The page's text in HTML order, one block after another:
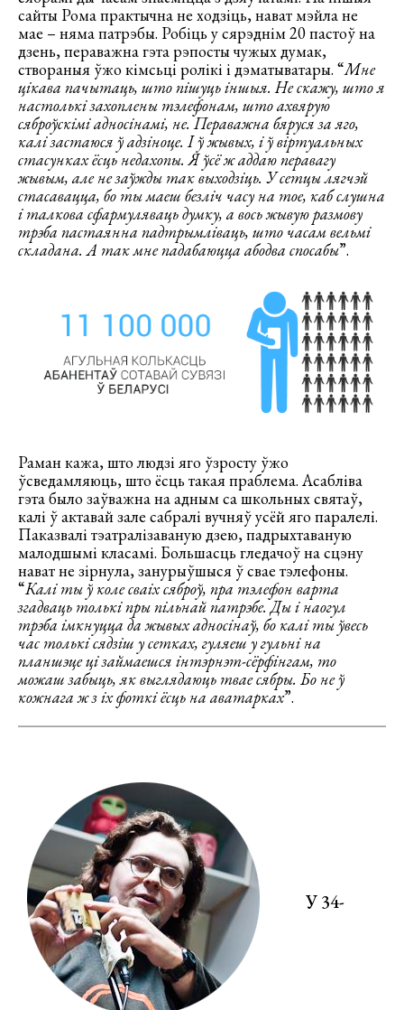
сайты Рома практычна не ходзіць, нават мэйла не
мае – няма патрэбы. Робіць у сярэднім 20 пастоў на
дзень, пераважна гэта рэпосты чужых думак,
створаныя ўжо кімсьці ролікі і дэматыватары. “Мне
цікава пачытаць, што пішуць іншыя. Не скажу, што я
настолькі захоплены тэлефонам, што ахвярую
сяброўскімі адносінамі, не. Пераважна бяруся за яго,
калі застаюся ў адзіноце. І ў жывых, і ў віртуальных
стасунках ёсць недахопы. Я ўсё ж аддаю перавагу
жывым, але не заўжды так выходзіць. У сетцы лягчэй
стасавацца, бо ты маеш безліч часу на тое, каб слушна
і талкова сфармуляваць думку, а вось жывую размову
трэба пастаянна падтрымліваць, што часам вельмі
складана. А так мне падабаюцца абодва спосабы”.
Раман кажа, што людзі яго ўзросту ўжо
ўсведамляюць, што ёсць такая праблема. Асабліва
гэта было заўважна на адным са школьных святаў,
калі ў актавай зале сабралі вучняў усёй яго паралелі.
Паказвалі тэатралізаваную дзею, падрыхтаваную
малодшымі класамі. Большасць гледачоў на сцэну
нават не зірнула, занурыўшыся ў свае тэлефоны.
“Калі ты ў коле сваіх сяброў, пра тэлефон варта
згадваць толькі пры пільнай патрэбе. Ды і наогул
трэба імкнуцца да жывых адносінаў, бо калі ты ўвесь
час толькі сядзіш у сетках, гуляеш у гульні на
планшэце ці займаешся інтэрнэт-сёрфінгам, то
можаш забыць, як выглядаюць твае сябры. Бо не ў
кожнага ж з іх фоткі ёсць на аватарках”.
У 34-